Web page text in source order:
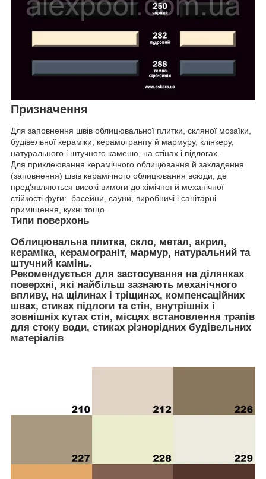
Призначення
Для заповнення швів облицювальної плитки, скляної мозаїки,
будівельної кераміки, керамограніту й мармуру, клінкеру,
натурального і штучного каменю, на стінах і підлогах.
Для приклеювання керамічного облицювання й закладення
(заповнення) швів керамічного облицювання всюди, де
пред'являються високі вимоги до хімічної й механічної
стійкості фуги: басейни, сауни, виробничі і санітарні
приміщення, кухні тощо.
Типи поверхонь
Облицювальна плитка, скло, метал, акрил,
кераміка, керамограніт, мармур, натуральний та
штучний камінь.
Рекомендується для застосування на ділянках
поверхні, які найбільш зазнають механічного
впливу, на щілинах і тріщинах, компенсаційних
швах, стиках підлоги та стін, внутрішніх і
зовнішніх кутах стін, місцях встановлення трапів
для стоку води, стиках різнорідних будівельних
матеріалів